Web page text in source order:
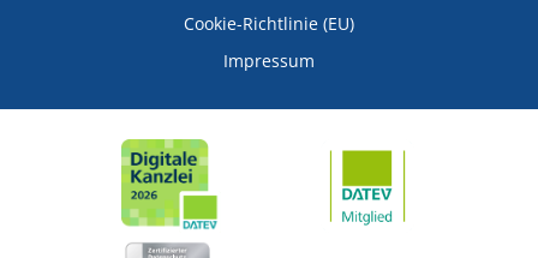
Cookie-Richtlinie (EU)
Impressum